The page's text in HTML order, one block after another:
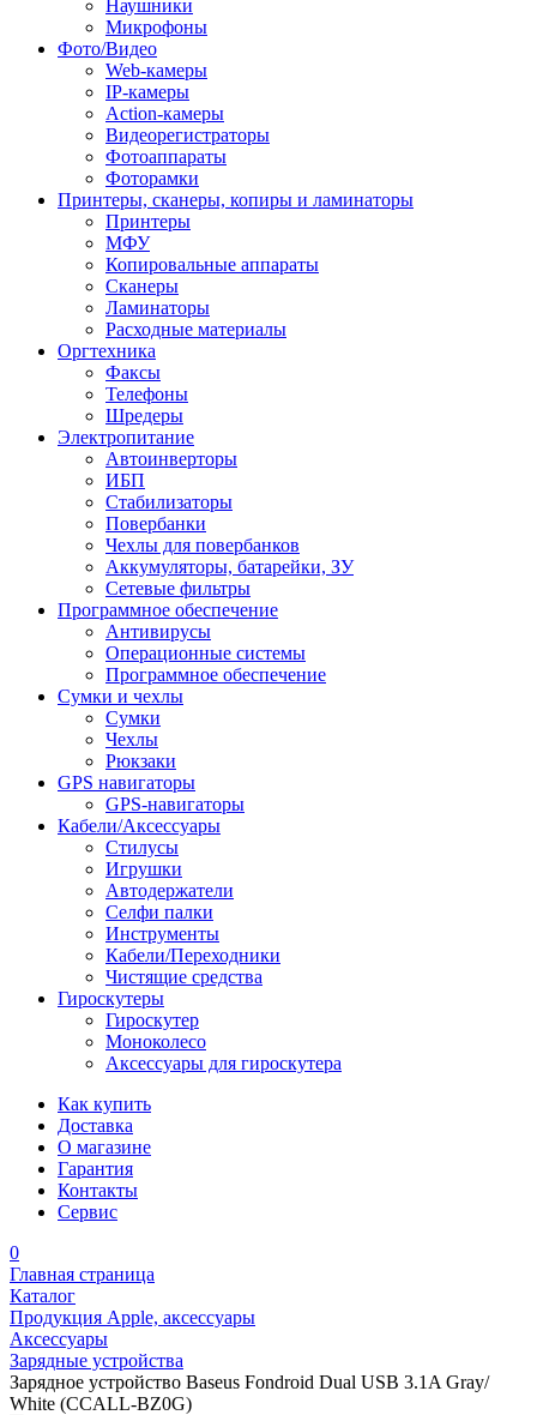
Наушники
Микрофоны
Фото/Видео
Web-камеры
IP-камеры
Action-камеры
Видеорегистраторы
Фотоаппараты
Фоторамки
Принтеры, сканеры, копиры и ламинаторы
Принтеры
МФУ
Копировальные аппараты
Сканеры
Ламинаторы
Расходные материалы
Оргтехника
Факсы
Телефоны
Шредеры
Электропитание
Автоинверторы
ИБП
Стабилизаторы
Повербанки
Чехлы для повербанков
Аккумуляторы, батарейки, ЗУ
Сетевые фильтры
Программное обеспечение
Антивирусы
Операционные системы
Программное обеспечение
Сумки и чехлы
Сумки
Чехлы
Рюкзаки
GPS навигаторы
GPS-навигаторы
Кабели/Аксессуары
Стилусы
Игрушки
Автодержатели
Селфи палки
Инструменты
Кабели/Переходники
Чистящие средства
Гироскутеры
Гироскутер
Моноколесо
Аксессуары для гироскутера
Как купить
Доставка
О магазине
Гарантия
Контакты
Сервис
0
Главная страница
Каталог
Продукция Apple, аксессуары
Аксессуары
Зарядные устройства
Зарядное устройство Baseus Fondroid Dual USB 3.1A Gray/
White (CCALL-BZ0G)